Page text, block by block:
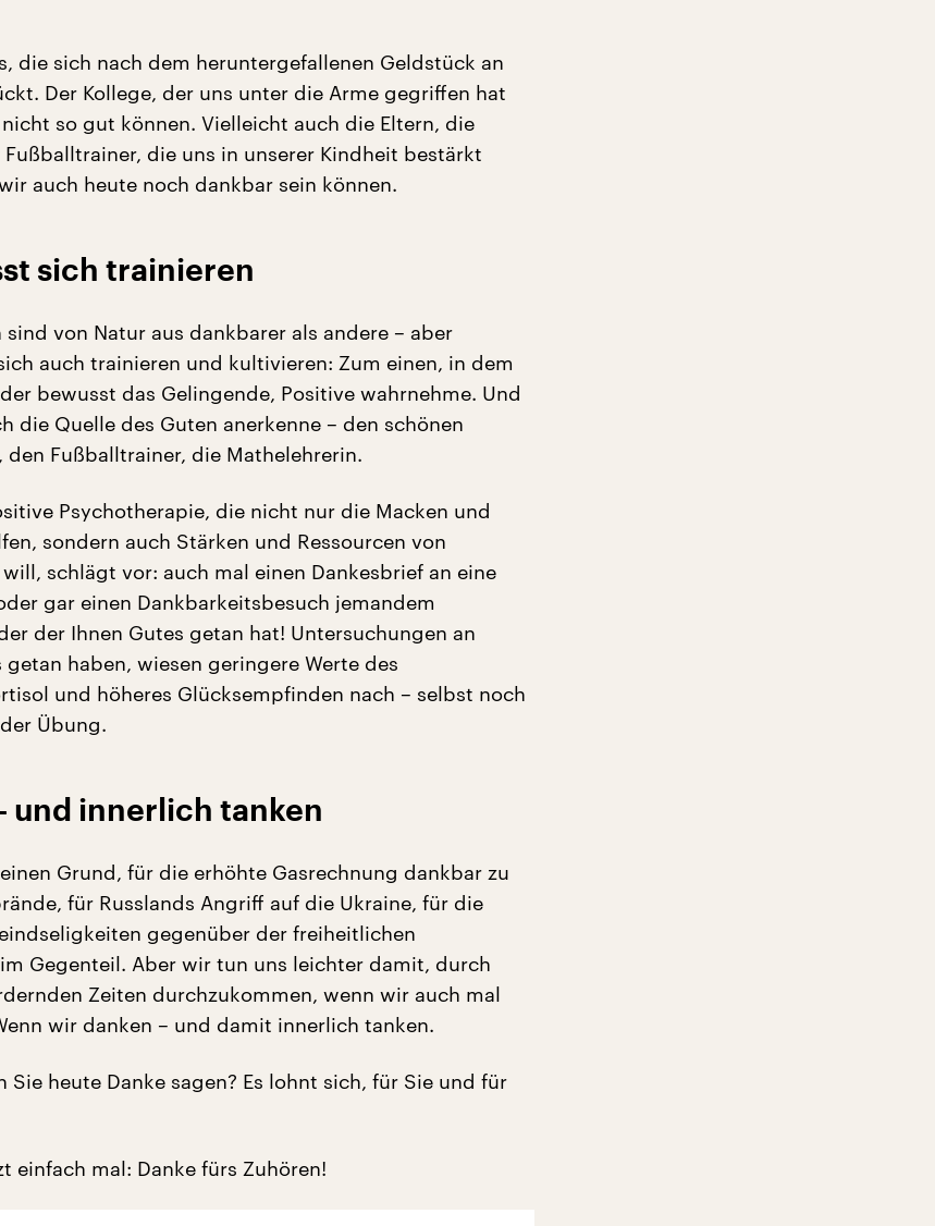
die sich nach dem heruntergefallenen Geldstück an
Der Kollege, der uns unter die Arme gegriffen hat
so gut können. Vielleicht auch die Eltern, die
die uns in unserer Kindheit bestärkt
auch heute noch dankbar sein können.
sich trainieren
sind von Natur aus dankbarer als andere – aber
auch trainieren und kultivieren: Zum einen, in dem
bewusst das Gelingende, Positive wahrnehme. Und
die Quelle des Guten anerkenne – den schönen
den Fußballtrainer, die Mathelehrerin.
Psychotherapie, die nicht nur die Macken und
sondern auch Stärken und Ressourcen von
schlägt vor: auch mal einen Dankesbrief an eine
gar einen Dankbarkeitsbesuch jemandem
der Ihnen Gutes getan hat! Untersuchungen an
getan haben, wiesen geringere Werte des
und höheres Glücksempfinden nach – selbst noch
Übung.
und innerlich tanken
Grund, für die erhöhte Gasrechnung dankbar zu
für Russlands Angriff auf die Ukraine, für die
gegenüber der freiheitlichen
Gegenteil. Aber wir tun uns leichter damit, durch
Zeiten durchzukommen, wenn wir auch mal
wir danken – und damit innerlich tanken.
Sie heute Danke sagen? Es lohnt sich, für Sie und für
einfach mal: Danke fürs Zuhören!